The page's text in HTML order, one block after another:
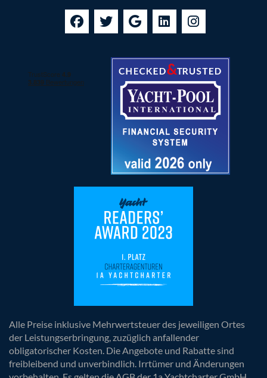
Alle Preise inklusive Mehrwertsteuer des jeweiligen Ortes
der Leistungserbringung, zuzüglich anfallender
obligatorischer Kosten. Die Angebote und Rabatte sind
freibleibend und unverbindlich. Irrtümer und Änderungen